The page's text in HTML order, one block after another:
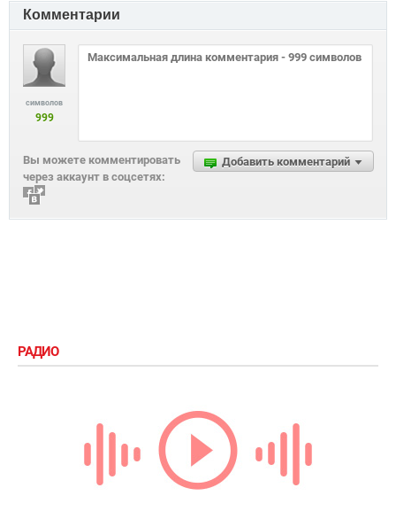
Комментарии
символов
999
Добавить комментарий
Вы можете комментировать
через аккаунт в соцсетях:
РАДИО